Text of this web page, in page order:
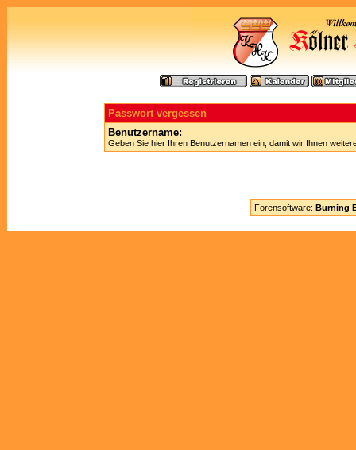
Passwort vergessen
Benutzername:
Geben Sie hier Ihren Benutzernamen ein, damit wir Ihnen
Forensoftware: Burning